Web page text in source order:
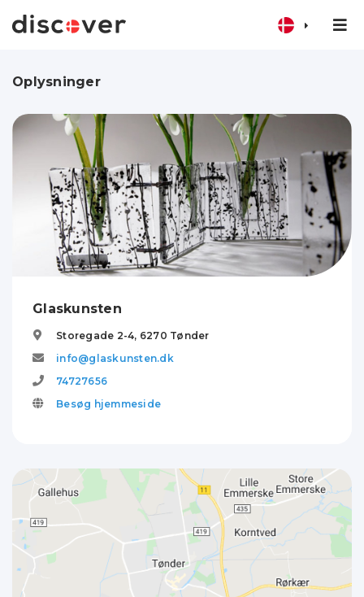
Oplysninger
Glaskunsten
Storegade 2-4, 6270 Tønder
info@glaskunsten.dk
74727656
Besøg hjemmeside